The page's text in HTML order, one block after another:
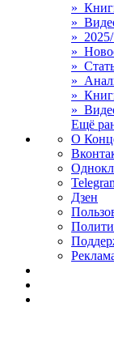
»
»
» 2025/
»
»
»
»
»
Ещё
О
Дзен